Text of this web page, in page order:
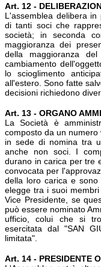
Art. 12 -
L'assemblea delibera
di tanti soci che
società; in seconda
maggioranza dei
della maggioranza
cambiamento
lo scioglimento
all'estero. Sono fatte
decisioni richiedono
Art. 13 - ORGANO
La Società è
composto da un numero
in sede di nomina tra
anche non soci. I
durano in carica per tre
convocata per
della loro carica e sono
elegge tra i suoi
Vice Presidente, se
può essere nominato
ufficio, colui che si
esercitata dal "SAN
limitata".
Art. 14 - PRESIDENTE